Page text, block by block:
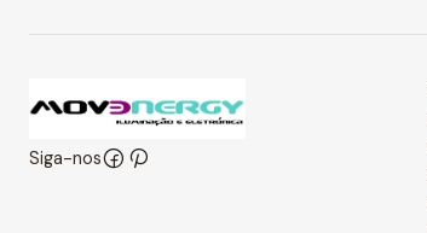
Siga-nos